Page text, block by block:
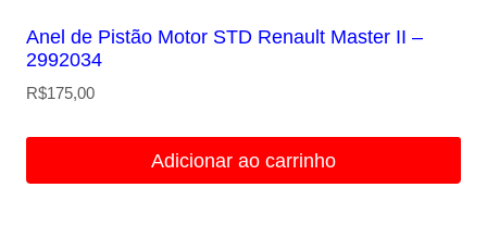
Anel de Pistão Motor STD Renault Master II –
2992034
R$175,00
Adicionar ao carrinho